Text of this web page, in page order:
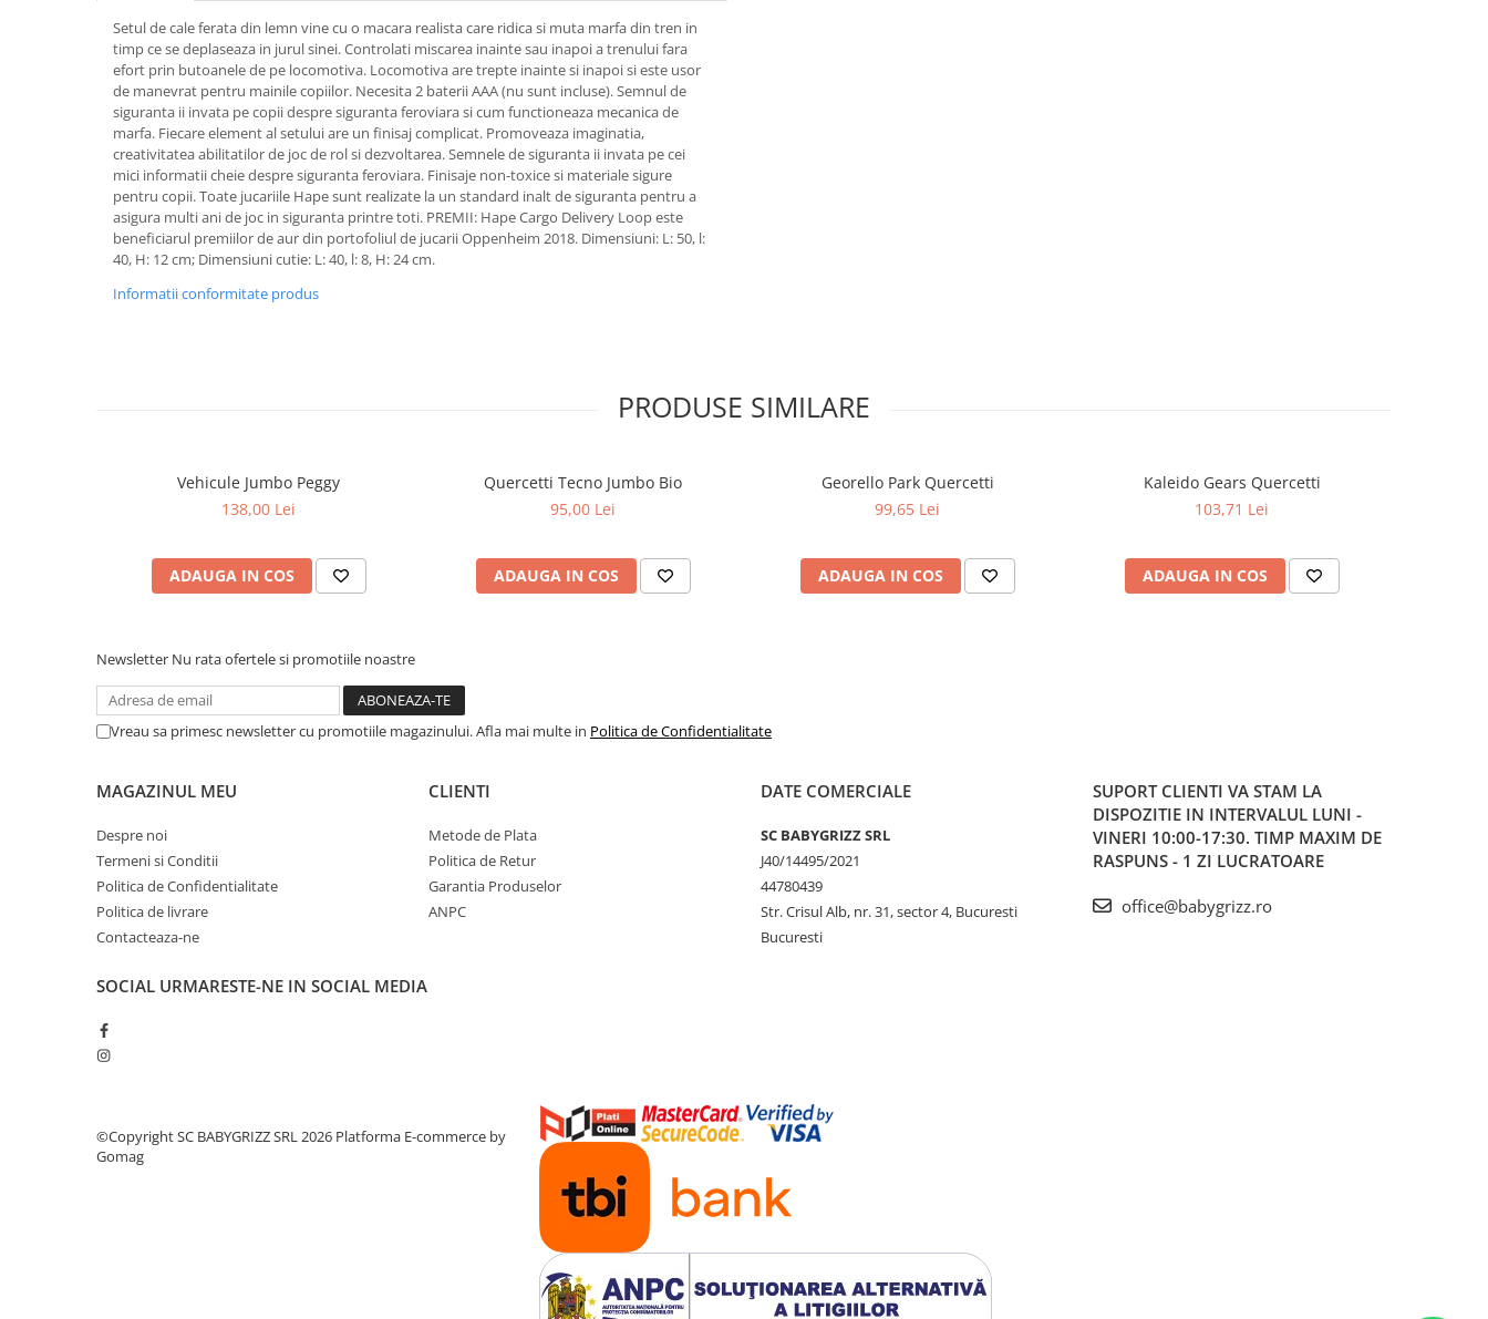
Setul de cale ferata din lemn vine cu o macara realista care ridica si muta marfa din tren in
timp ce se deplaseaza in jurul sinei. Controlati miscarea inainte sau inapoi a trenului fara
efort prin butoanele de pe locomotiva. Locomotiva are trepte inainte si inapoi si este usor
de manevrat pentru mainile copiilor. Necesita 2 baterii AAA (nu sunt incluse). Semnul de
siguranta ii invata pe copii despre siguranta feroviara si cum functioneaza mecanica de
marfa. Fiecare element al setului are un finisaj complicat. Promoveaza imaginatia,
creativitatea abilitatilor de joc de rol si dezvoltarea. Semnele de siguranta ii invata pe cei
mici informatii cheie despre siguranta feroviara. Finisaje non-toxice si materiale sigure
pentru copii. Toate jucariile Hape sunt realizate la un standard inalt de siguranta pentru a
asigura multi ani de joc in siguranta printre toti. PREMII: Hape Cargo Delivery Loop este
beneficiarul premiilor de aur din portofoliul de jucarii Oppenheim 2018. Dimensiuni: L: 50, l:
40, H: 12 cm; Dimensiuni cutie: L: 40, l: 8, H: 24 cm.
Informatii conformitate produs
PRODUSE SIMILARE
Vehicule Jumbo Peggy
138,00 Lei
ADAUGA IN COS
Quercetti Tecno Jumbo Bio
95,00 Lei
ADAUGA IN COS
Georello Park Quercetti
99,65 Lei
ADAUGA IN COS
Kaleido Gears Quercetti
103,71 Lei
ADAUGA IN COS
Newsletter Nu rata ofertele si promotiile noastre
Vreau sa primesc newsletter cu promotiile magazinului. Afla mai multe in Politica de Confidentialitate
MAGAZINUL MEU
Despre noi
Termeni si Conditii
Politica de Confidentialitate
Politica de livrare
Contacteaza-ne
CLIENTI
Metode de Plata
Politica de Retur
Garantia Produselor
ANPC
DATE COMERCIALE
SC BABYGRIZZ SRL
J40/14495/2021
44780439
Str. Crisul Alb, nr. 31, sector 4, Bucuresti
Bucuresti
SUPORT CLIENTI VA STAM LA
DISPOZITIE IN INTERVALUL LUNI -
VINERI 10:00-17:30. TIMP MAXIM DE
RASPUNS - 1 ZI LUCRATOARE
office@babygrizz.ro
SOCIAL URMARESTE-NE IN SOCIAL MEDIA
©Copyright SC BABYGRIZZ SRL 2026 Platforma E-commerce by
Gomag